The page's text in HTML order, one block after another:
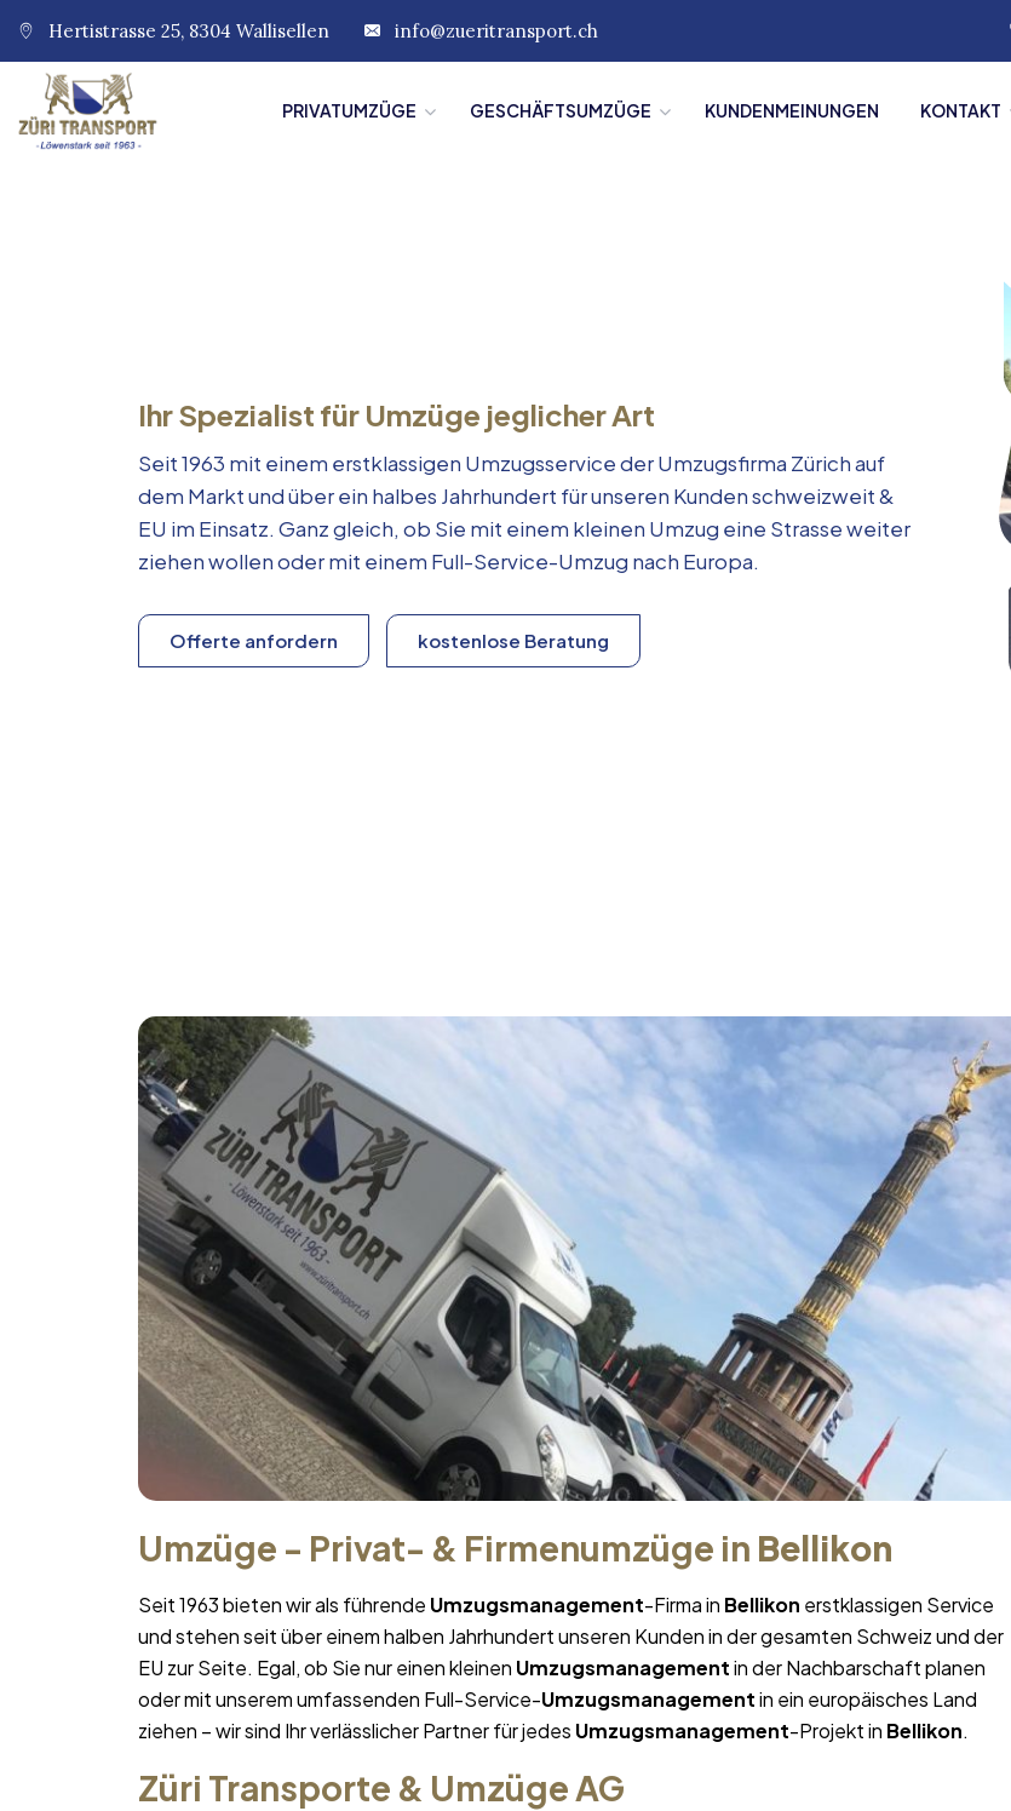
Hertistrasse 25, 8304 Wallisellen info@zueritransport.ch
PRIVATUMZÜGE GESCHÄFTSUMZÜGE KUNDENMEINUNGEN KONTAKT
Ihr Spezialist für Umzüge jeglicher Art
Seit 1963 mit einem erstklassigen Umzugsservice der Umzugsfirma Zürich auf
dem Markt und über ein halbes Jahrhundert für unseren Kunden schweizweit &
EU im Einsatz. Ganz gleich, ob Sie mit einem kleinen Umzug eine Strasse weiter
ziehen wollen oder mit einem Full-Service-Umzug nach Europa.
Offerte anfordern kostenlose Beratung
Umzüge - Privat- & Firmenumzüge in Bellikon
Seit 1963 bieten wir als führende Umzugsmanagement-Firma in Bellikon erstklassigen Service
und stehen seit über einem halben Jahrhundert unseren Kunden in der gesamten Schweiz und der
EU zur Seite. Egal, ob Sie nur einen kleinen Umzugsmanagementin der Nachbarschaft planen
oder mit unserem umfassenden Full-Service-Umzugsmanagementin ein europäisches Land
ziehen – wir sind Ihr verlässlicher Partner für jedes Umzugsmanagement-Projekt in Bellikon.
Züri Transporte & Umzüge AG